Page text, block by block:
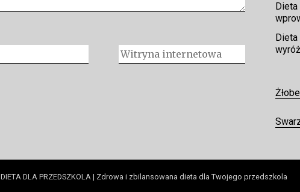
DIETA DLA PRZEDSZKOLA | Zdrowa i zbilansowana dieta dla Twojego przedszkola